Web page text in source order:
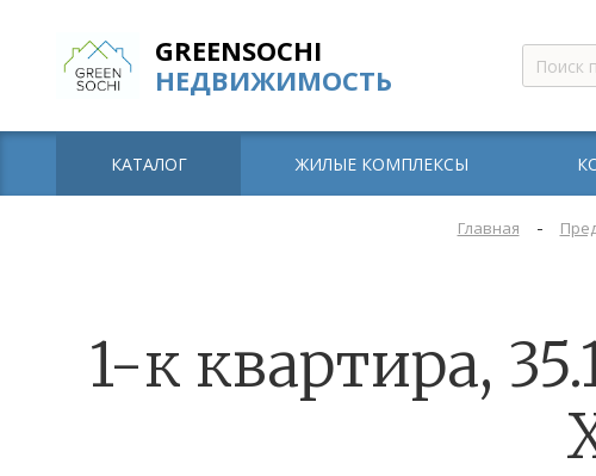
GREENSOCHI
НЕДВИЖИМОСТЬ
КАТАЛОГ ЖИЛЫЕ КОМПЛЕКСЫ
Главная -
1-к квартира,